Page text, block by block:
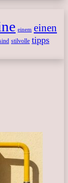
einem einen
stilvolle tipps